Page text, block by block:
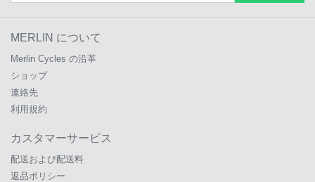
MERLIN について
Merlin Cycles の沿革
ショップ
連絡先
利用規約
カスタマーサービス
配送および配送料
返品ポリシー